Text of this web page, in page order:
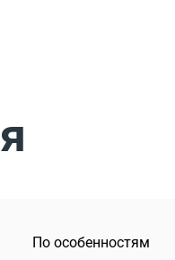
По особенностям